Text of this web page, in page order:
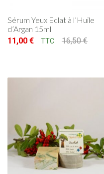
Sérum Yeux Eclat à l’Huile
d’Argan 15ml
16,50€
Le prix initial était : 16,50 €.
11,00 €
Le prix actuel est : 11,00 €.
TTC